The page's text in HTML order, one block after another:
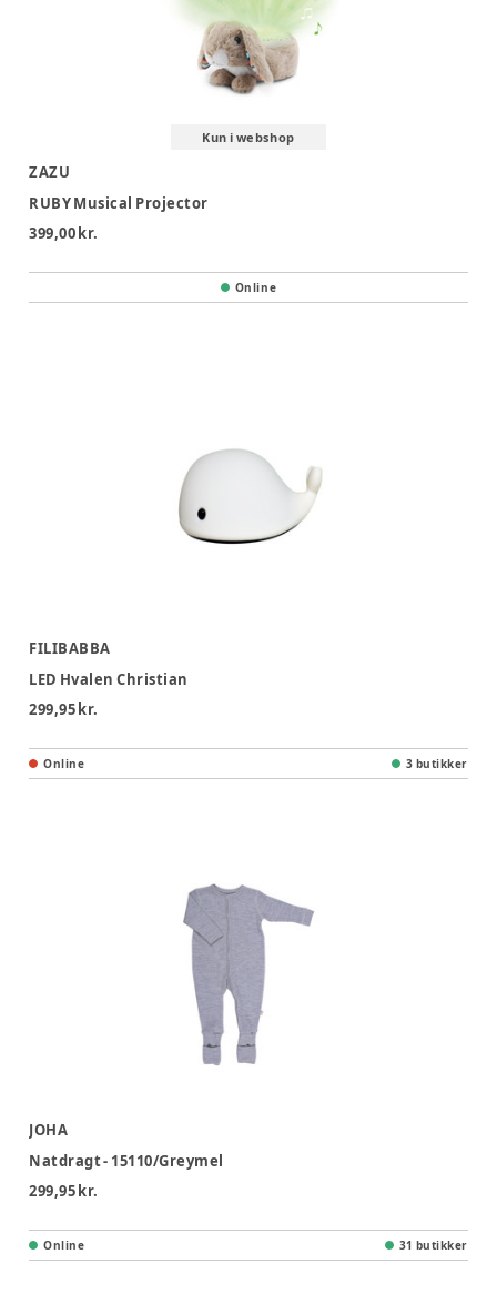
Kun i webshop
ZAZU
RUBY Musical Projector
399,00 kr.
Online
FILIBABBA
LED Hvalen Christian
299,95 kr.
Online 3 butikker
JOHA
Natdragt - 15110/Greymel
299,95 kr.
Online 31 butikker